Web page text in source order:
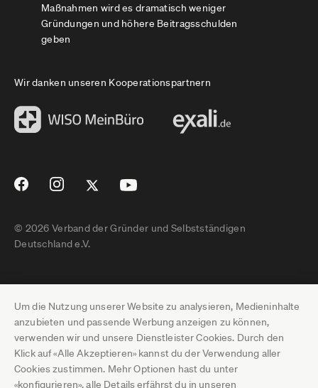
Um die Nutzung unserer Website zu analysieren, Medieninhalte
anzubieten und passende Werbung anzeigen zu können,
verwenden wir und unsere Dienstleister Cookies. Durch den
Klick auf «Alle Akzeptieren» kannst du der Verwendung aller
Cookies zustimmen. Mehr Optionen hast du unter
«konfigurieren», alle Details erfährst du in unseren
Maßnahmen wird es dramatisch weniger
Gründungen und höhere Beitragsschulden
geben
Wir danken unseren Kooperationspartnern
© 2026 Verband der Gründer und Selbstständigen
Deutschland e.V.
Impressum
Datenschutz
Pressebereich